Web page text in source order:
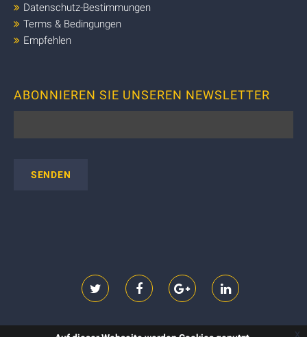
Datenschutz-Bestimmungen
Terms & Bedingungen
Empfehlen
ABONNIEREN SIE UNSEREN NEWSLETTER
x